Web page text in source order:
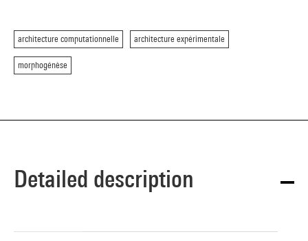
architecture computationnelle architecture expérimentale
morphogénèse
Detailed description